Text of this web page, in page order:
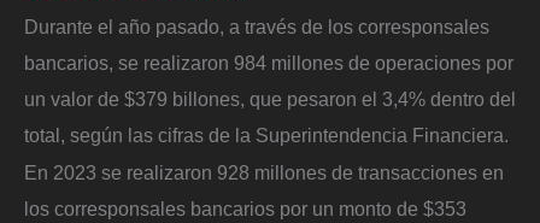
Durante el año pasado, a través de los corresponsales
bancarios, se realizaron 984 millones de operaciones por
un valor de $379 billones, que pesaron el 3,4% dentro del
total, según las cifras de la Superintendencia Financiera.
En 2023 se realizaron 928 millones de transacciones en
los corresponsales bancarios por un monto de $353